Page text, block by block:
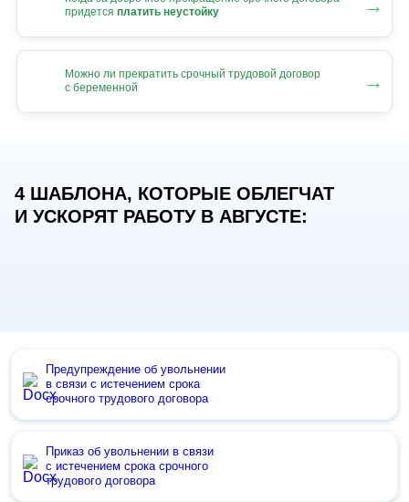
придется платить неустойку →
Можно ли прекратить срочный трудовой договор
с беременной
→
4 ШАБЛОНА, КОТОРЫЕ ОБЛЕГЧАТ
И УСКОРЯТ РАБОТУ В АВГУСТЕ:
Предупреждение об увольнении
в связи с истечением срока
срочного трудового договора
Приказ об увольнении в связи
с истечением срока срочного
трудового договора